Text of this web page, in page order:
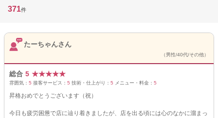
371件
たーちゃんさん
（男性/40代/その他）
総合 5 ★★★★★
雰囲気： 5 接客サービス： 5 技術・仕上がり： 5 メニュー・料金： 5
昇格おめでとうございます（祝）
今日も疲労困憊で店に辿り着きましたが、店を出る頃には心のなかに溜まっ